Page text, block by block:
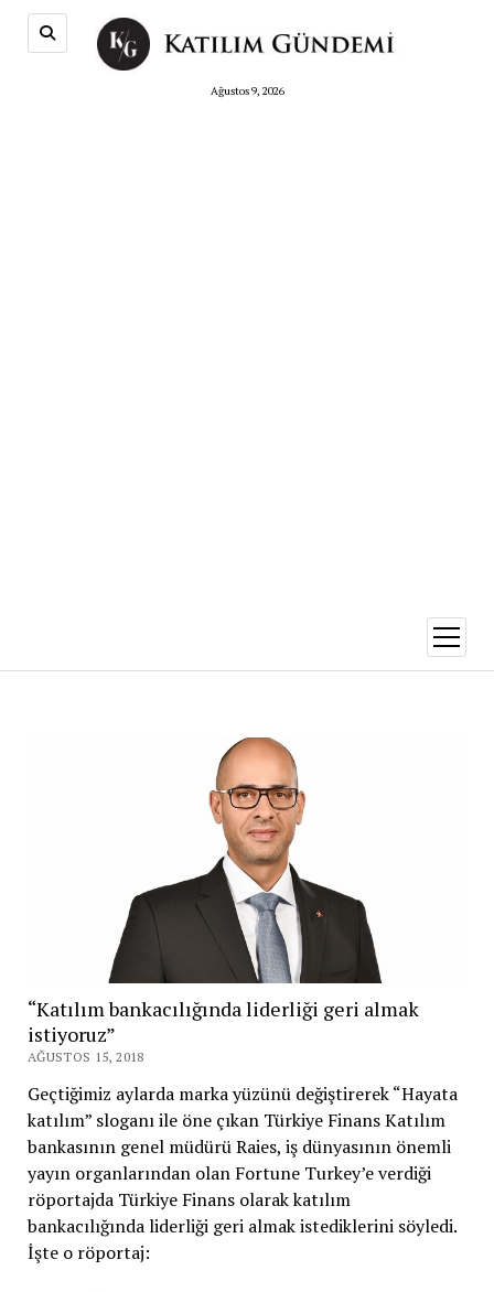
Ağustos 9, 2026
aç
“Katılım bankacılığında liderliği geri almak
istiyoruz”
AĞUSTOS 15, 2018
Geçtiğimiz aylarda marka yüzünü değiştirerek “Hayata
katılım” sloganı ile öne çıkan Türkiye Finans Katılım
bankasının genel müdürü Raies, iş dünyasının önemli
yayın organlarından olan Fortune Turkey’e verdiği
röportajda Türkiye Finans olarak katılım
bankacılığında liderliği geri almak istediklerini söyledi.
İşte o röportaj: